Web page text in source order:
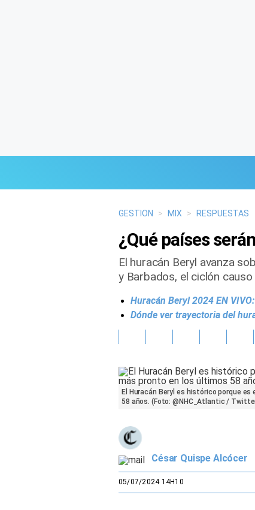
GESTION > MIX > RESPUESTAS
¿Qué países
El huracán Beryl avanza
y Barbados, el ciclón
Huracán Beryl 2024 EN
Dónde ver trayectoria del
El Huracán Beryl es histórico porque
58 años. (Foto: @NHC_Atlantic /
César Quispe Alcócer
05/07/2024 14H10